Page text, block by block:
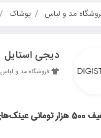
مد و لباس پوشاک
دیجی استایل
فروشگاه مد و لباس
دیجی استایل